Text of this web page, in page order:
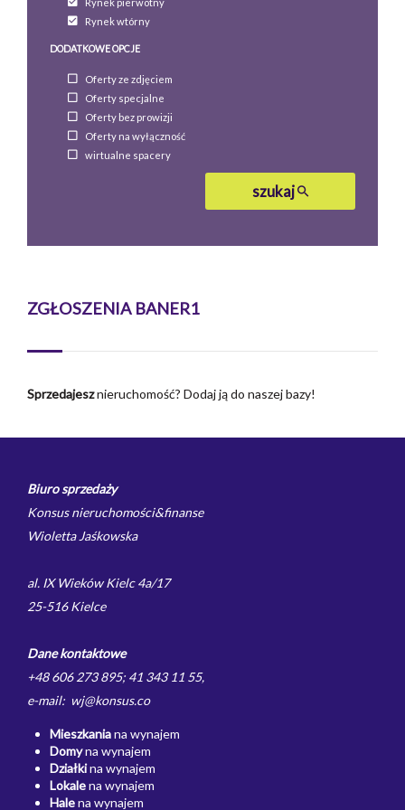
Rynek wtórny
DODATKOWE OPCJE
Oferty ze zdjęciem
Oferty specjalne
Oferty bez prowizji
Oferty na wyłączność
wirtualne spacery
szukaj
ZGŁOSZENIA BANER1
Sprzedajesznieruchomość? Dodaj ją do naszej bazy!
Biuro sprzedaży
Konsus nieruchomości&finanse
Wioletta Jaśkowska
al. IX Wieków Kielc 4a/17
25-516 Kielce
Dane kontaktowe
+48 606 273 895; 41 343 11 55,
e-mail: wj@konsus.co
Mieszkaniana wynajem
Domyna wynajem
Działkina wynajem
Lokalena wynajem
Halena wynajem